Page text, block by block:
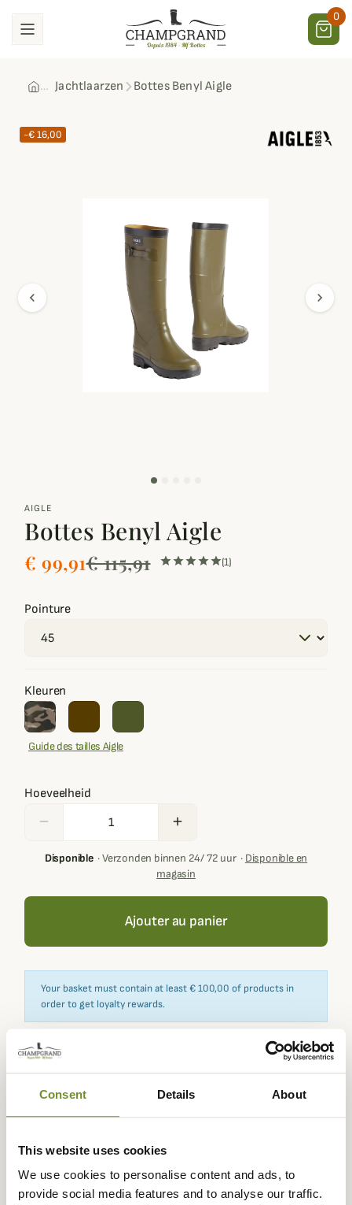
Consent Details About
This website uses cookies
We use cookies to personalise content and ads, to
provide social media features and to analyse our traffic.
0
Jachtlaarzen Bottes Benyl Aigle
chevron_left chevron_right
-€ 16,00
AIGLE
Bottes Benyl Aigle
€ 99,91€ 115,91 (1)
Pointure
Kleuren
Guide des tailles Aigle
Hoeveelheid
remove add
Disponible·Verzonden binnen 24/ 72 uur· Disponible en
magasin
Ajouter au panier
Your basket must contain at least € 100,00 of products in
order to get loyalty rewards.